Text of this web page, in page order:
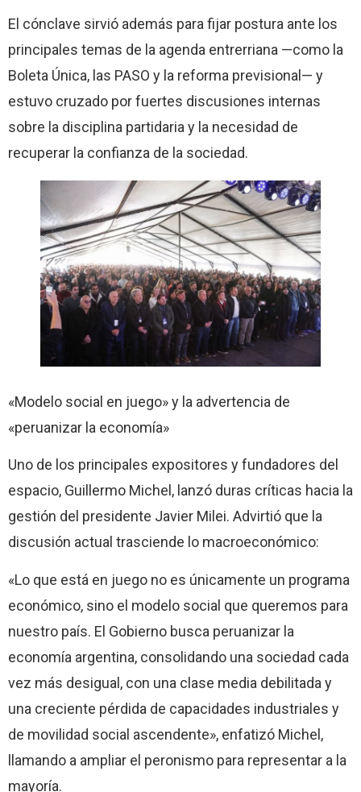
El cónclave sirvió además para fijar postura ante los
principales temas de la agenda entrerriana —como la
Boleta Única, las PASO y la reforma previsional— y
estuvo cruzado por fuertes discusiones internas
sobre la disciplina partidaria y la necesidad de
recuperar la confianza de la sociedad.
«Modelo social en juego» y la advertencia de
«peruanizar la economía»
Uno de los principales expositores y fundadores del
espacio, Guillermo Michel, lanzó duras críticas hacia la
gestión del presidente Javier Milei. Advirtió que la
discusión actual trasciende lo macroeconómico:
«Lo que está en juego no es únicamente un programa
económico, sino el modelo social que queremos para
nuestro país. El Gobierno busca peruanizar la
economía argentina, consolidando una sociedad cada
vez más desigual, con una clase media debilitada y
una creciente pérdida de capacidades industriales y
de movilidad social ascendente», enfatizó Michel,
llamando a ampliar el peronismo para representar a la
mayoría.